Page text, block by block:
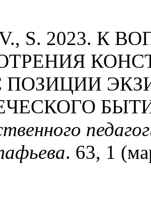
V., S. 2023. К
ПОЗИЦИИ
. 63, 1